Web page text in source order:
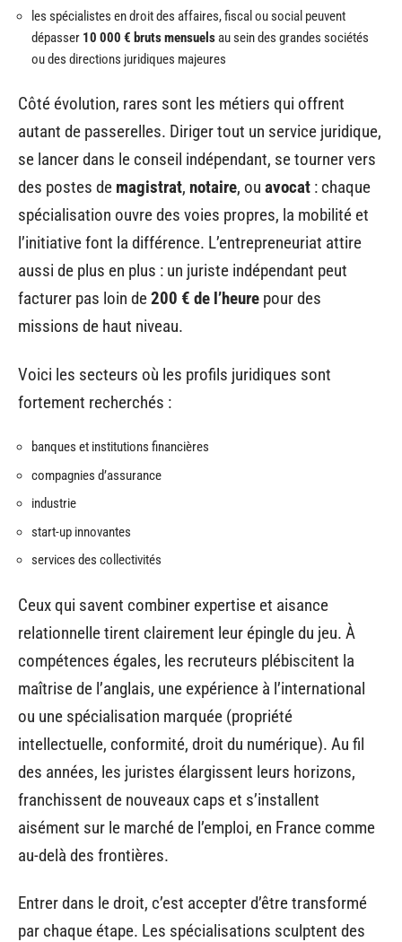
les spécialistes en droit des affaires, fiscal ou social peuvent
dépasser 10 000 € bruts mensuelsau sein des grandes sociétés
ou des directions juridiques majeures
Côté évolution, rares sont les métiers qui offrent
autant de passerelles. Diriger tout un service juridique,
se lancer dans le conseil indépendant, se tourner vers
des postes de magistrat, notaire, ou avocat : chaque
spécialisation ouvre des voies propres, la mobilité et
l’initiative font la différence. L’entrepreneuriat attire
aussi de plus en plus : un juriste indépendant peut
facturer pas loin de200 € de l’heure pour des
missions de haut niveau.
Voici les secteurs où les profils juridiques sont
fortement recherchés :
banques et institutions financières
compagnies d’assurance
industrie
start-up innovantes
services des collectivités
Ceux qui savent combiner expertise et aisance
relationnelle tirent clairement leur épingle du jeu. À
compétences égales, les recruteurs plébiscitent la
maîtrise de l’anglais, une expérience à l’international
ou une spécialisation marquée (propriété
intellectuelle, conformité, droit du numérique). Au fil
des années, les juristes élargissent leurs horizons,
franchissent de nouveaux caps et s’installent
aisément sur le marché de l’emploi, en France comme
au-delà des frontières.
Entrer dans le droit, c’est accepter d’être transformé
par chaque étape. Les spécialisations sculptent des